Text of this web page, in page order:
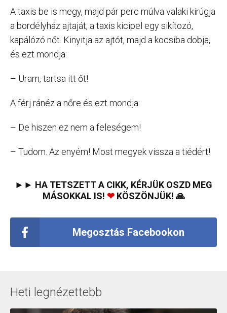
A taxis be is megy, majd pár perc múlva valaki kirúgja
a bordélyház ajtaját, a taxis kicipel egy sikítozó,
kapálózó nőt. Kinyitja az ajtót, majd a kocsiba dobja,
és ezt mondja:
– Uram, tartsa itt őt!
A férj ránéz a nőre és ezt mondja:
– De hiszen ez nem a feleségem!
– Tudom. Az enyém! Most megyek vissza a tiédért!
►► HA TETSZETT A CIKK, KÉRJÜK OSZD MEG
MÁSOKKAL IS! ❤KÖSZÖNJÜK! 🙏
Megosztás Facebookon
Heti legnézettebb